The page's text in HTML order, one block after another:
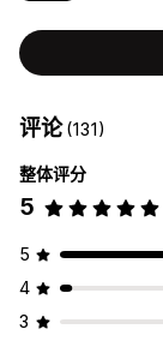
评论(131)
整体评分
5
5
4
3